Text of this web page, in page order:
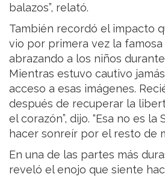
balazos”, relató.
También recordó el impacto
vio por primera vez la
abrazando a los niños
Mientras estuvo cautivo
acceso a esas imágenes.
después de recuperar la
el corazón”, dijo. “Esa no es la
hacer sonreír por el resto de
En una de las partes más
reveló el enojo que siente